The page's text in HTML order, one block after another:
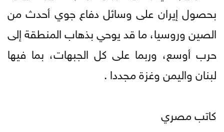
بحصول إيران على وسائل دفاع جوي أحدث من
الصين وروسيا، ما قد يوحي بذهاب المنطقة إلى
حرب أوسع، وربما على كل الجبهات، بما فيها
لبنان واليمن وغزة مجددا .
كاتب مصري